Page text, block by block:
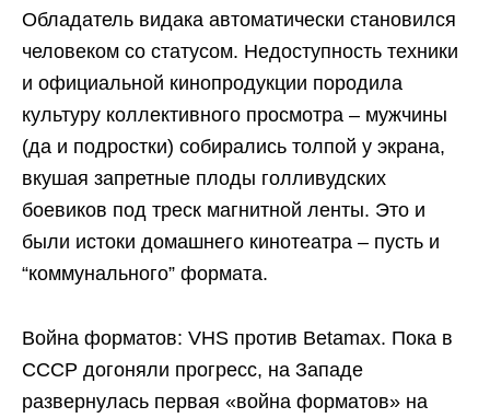
Обладатель видака автоматически становился
человеком со статусом. Недоступность техники
и официальной кинопродукции породила
культуру коллективного просмотра – мужчины
(да и подростки) собирались толпой у экрана,
вкушая запретные плоды голливудских
боевиков под треск магнитной ленты. Это и
были истоки домашнего кинотеатра – пусть и
“коммунального” формата.
Война форматов: VHS против Betamax. Пока в
СССР догоняли прогресс, на Западе
развернулась первая «война форматов» на